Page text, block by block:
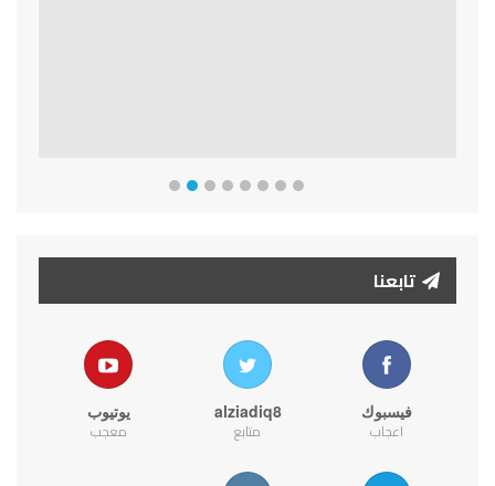
تابعنا
فيسبوك
اعجاب
alziadiq8
متابع
يوتيوب
معجب